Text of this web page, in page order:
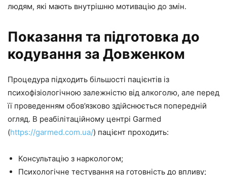
людям, які мають внутрішню мотивацію до змін.
Показання та підготовка до
кодування за Довженком
Процедура підходить більшості пацієнтів із
психофізіологічною залежністю від алкоголю, але перед
її проведенням обов’язково здійснюється попередній
огляд. В реабілітаційному центрі Garmed
(https://garmed.com.ua/) пацієнт проходить:
Консультацію з наркологом;
Психологічне тестування на готовність до впливу;